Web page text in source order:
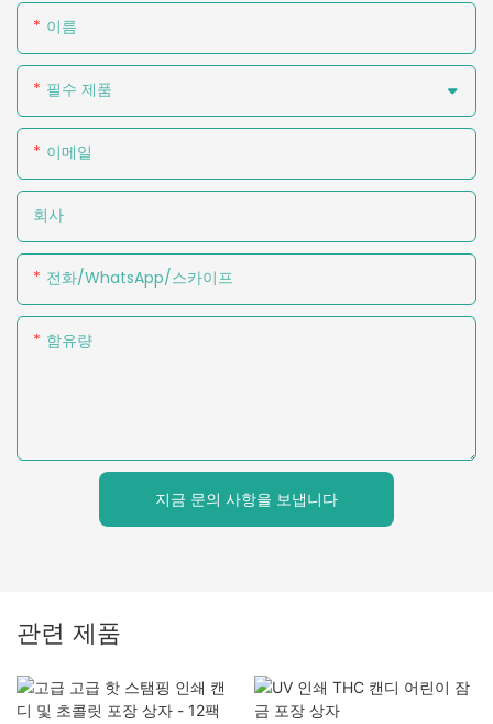
이름
필수 제품
이메일
회사
전화/WhatsApp/스카이프
함유량
지금 문의 사항을 보냅니다
관련 제품